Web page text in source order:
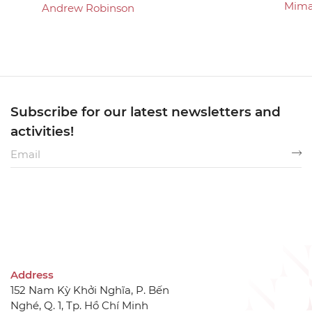
Andrew Robinson
Address
152 Nam Kỳ Khởi Nghĩa, P. Bến
Nghé, Q. 1, Tp. Hồ Chí Minh
Subscribe for our latest newsletters and
activities!